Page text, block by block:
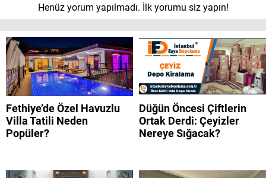
Henüz yorum yapılmadı. İlk yorumu siz yapın!
Fethiye’de Özel Havuzlu
Villa Tatili Neden
Popüler?
Düğün Öncesi Çiftlerin
Ortak Derdi: Çeyizler
Nereye Sığacak?